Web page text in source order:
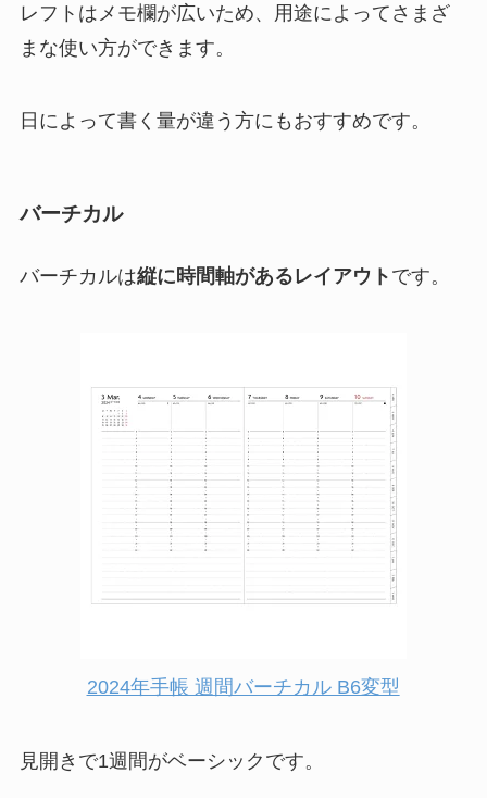
レフトはメモ欄が広いため、用途によってさまざ
まな使い方ができます。
日によって書く量が違う方にもおすすめです。
バーチカル
バーチカルは縦に時間軸があるレイアウト です。
2024年手帳 週間バーチカル B6変型
見開きで1週間がベーシックです。